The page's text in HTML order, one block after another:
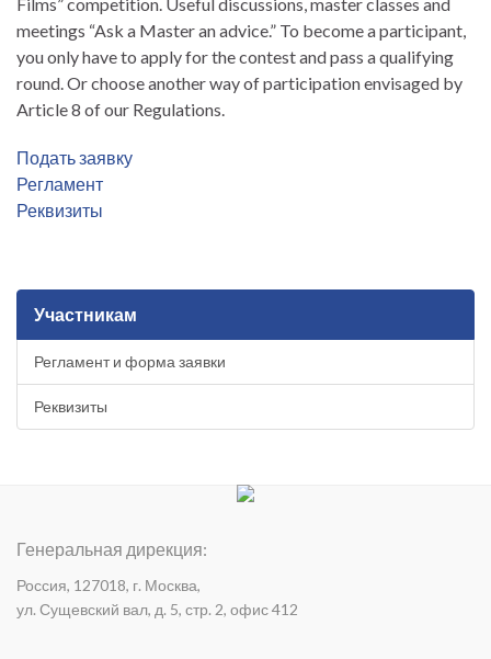
meetings “Ask a Master an advice.” To become a participant,
you only have to apply for the contest and pass a qualifying
round. Or choose another way of participation envisaged by
Article 8 of our Regulations.
Подать заявку
Регламент
Реквизиты
Участникам
Регламент и форма заявки
Реквизиты
Генеральная дирекция:
Россия, 127018, г. Москва,
ул. Сущевский вал, д. 5, стр. 2, офис 412